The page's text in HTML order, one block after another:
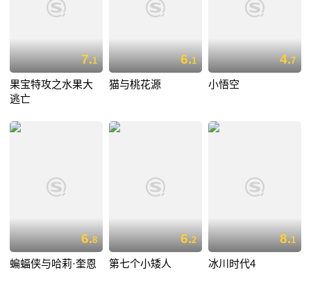
7.1
果宝特攻之水果大
逃亡
6.1
猫与桃花源
4.7
小悟空
6.8
蝙蝠侠与哈莉·奎恩
6.2
第七个小矮人
8.1
冰川时代4